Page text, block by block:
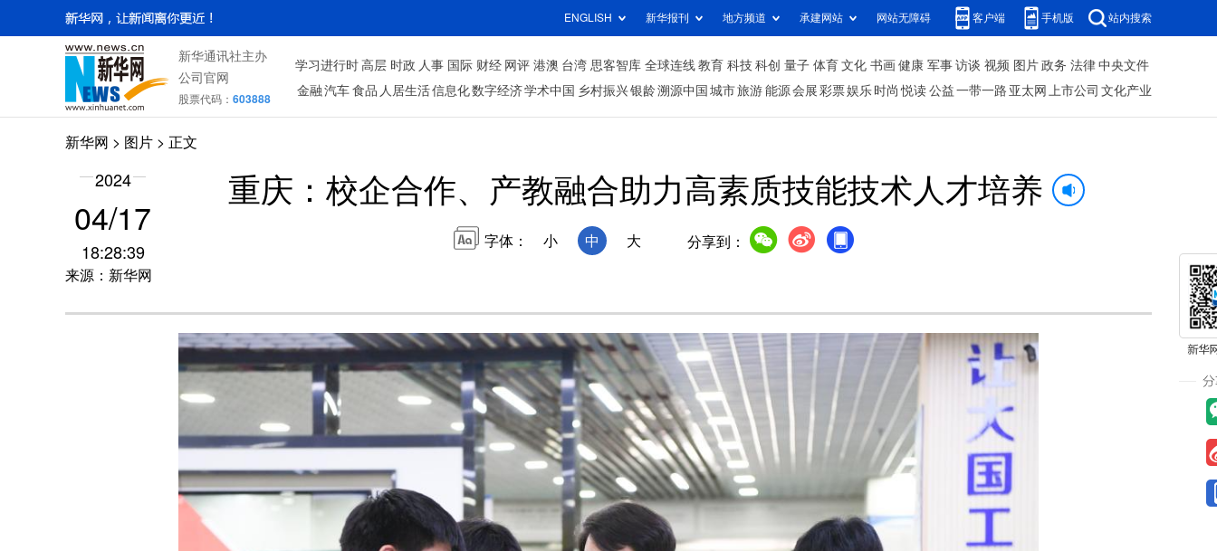
ENGLISH 新华报刊 地方频道 承建网站 网站无障碍 客户端 手机版 站内搜索
新华通讯社主办
公司官网
股票代码： 603888
学习进行时 高层 时政 人事 国际 财经 网评 港澳 台湾 思客智库 全球连线 教育 科技 科创 量子 体育 文化 书画 健康 军事 访谈 视频 图片 政务 法律 中央文件
金融 汽车 食品 人居生活信息化数字经济学术中国 乡村振兴银龄溯源中国 城市旅游 能源 会展 彩票娱乐 时尚 悦读 公益 一带一路 亚太网 上市公司 文化产业
新华网 > 图片 > 正文
2024
04/17
18:28:39
来源：新华网
重庆：校企合作、产教融合助力高素质技能技术人才培养
字体： 小 中 大 分享到：